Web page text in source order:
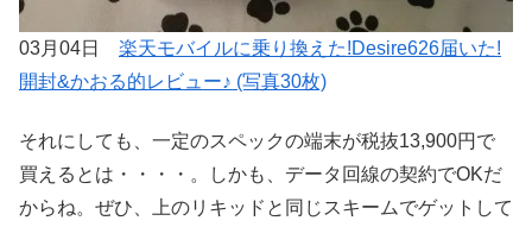
03月04日 楽天モバイルに乗り換えた!Desire626届いた!
開封&かおる的レビュー♪ (写真30枚)
それにしても、一定のスペックの端末が税抜13,900円で
買えるとは・・・・。しかも、データ回線の契約でOKだ
からね。ぜひ、上のリキッドと同じスキームでゲットして